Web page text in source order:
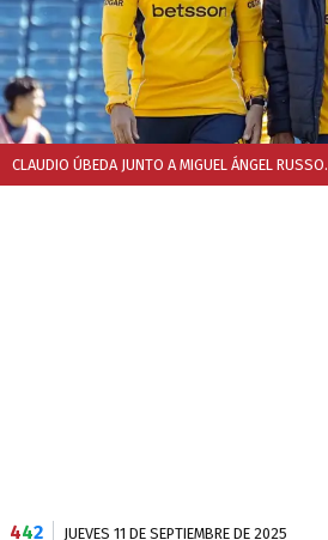
CLAUDIO ÚBEDA JUNTO A MIGUEL ÁNGEL RUSSO.
442 JUEVES 11 DE SEPTIEMBRE DE 2025